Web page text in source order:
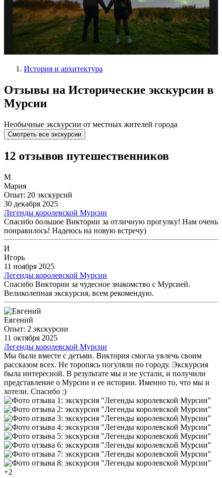
История и архитектура
Отзывы на Исторические экскурсии в
Мурсии
Необычные экскурсии от местных жителей города
Смотреть все экскурсии
12 отзывов путешественников
М
Мария
Опыт: 20 экскурсий
30 декабря 2025
Легенды королевской Мурсии
Спасибо большое Виктории за отличную прогулку! Нам очень
понравилось! Надеюсь на новую встречу)
И
Игорь
11 ноября 2025
Легенды королевской Мурсии
Спасибо Виктории за чудесное знакомство с Мурсией.
Великолепная экскурсия, всем рекомендую.
Евгений
Опыт: 2 экскурсии
11 октября 2025
Легенды королевской Мурсии
Мы были вместе с детьми. Виктория смогла увлечь своим
рассказом всех. Не торопясь погуляли по городу. Экскурсия
была интересной. В результате мы и не устали, и получили
представление о Мурсии и ее истории. Именно то, что мы и
хотели. Спасибо :)
+2